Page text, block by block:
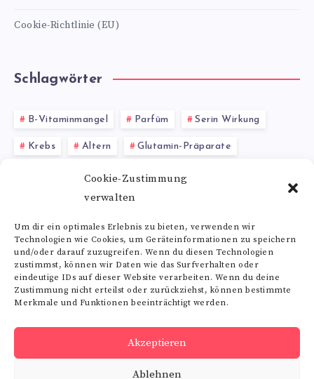
Cookie-Zustimmung
verwalten
Um dir ein optimales Erlebnis zu bieten, verwenden wir
Technologien wie Cookies, um Geräteinformationen zu speichern
und/oder darauf zuzugreifen. Wenn du diesen Technologien
zustimmst, können wir Daten wie das Surfverhalten oder
eindeutige IDs auf dieser Website verarbeiten. Wenn du deine
Zustimmung nicht erteilst oder zurückziehst, können bestimmte
Merkmale und Funktionen beeinträchtigt werden.
Akzeptieren
Ablehnen
Cookie-Richtlinie (EU)
Schlagwörter
B-Vitaminmangel Parfüm Serin Wirkung
Krebs Altern Glutamin-Präparate
Bischofit Salz Wildgemüse
Schmerztherapie Vitamin E Mangel
Alle Schlagwörter
RSS